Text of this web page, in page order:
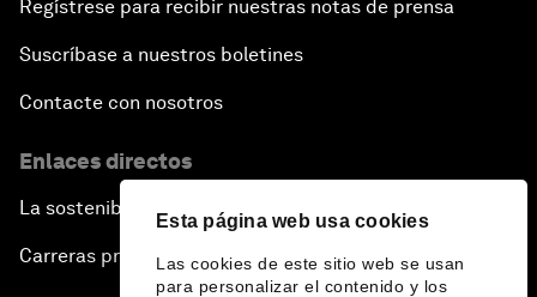
Esta página web usa cookies
Las cookies de este sitio web se usan
para personalizar el contenido y los
Regístrese para recibir nuestras notas de prensa
Suscríbase a nuestros boletines
Contacte con nosotros
Enlaces directos
La sostenibilidad en el Foro
Carreras profesionales